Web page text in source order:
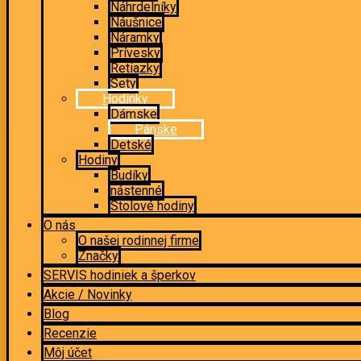
Náhrdelníky
Náušnice
Náramky
Prívesky
Retiazky
Sety
Hodinky
Dámske
Pánske
Detské
Hodiny
Budíky
nástenné
Stolové hodiny
O nás
O našej rodinnej firme
Značky
SERVIS hodiniek a šperkov
Akcie / Novinky
Blog
Recenzie
Môj účet